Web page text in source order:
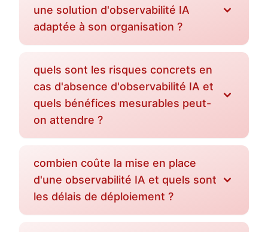
une solution d'observabilité IA
adaptée à son organisation ?
quels sont les risques concrets en
cas d'absence d'observabilité IA et
quels bénéfices mesurables peut-
on attendre ?
combien coûte la mise en place
d'une observabilité IA et quels sont
les délais de déploiement ?